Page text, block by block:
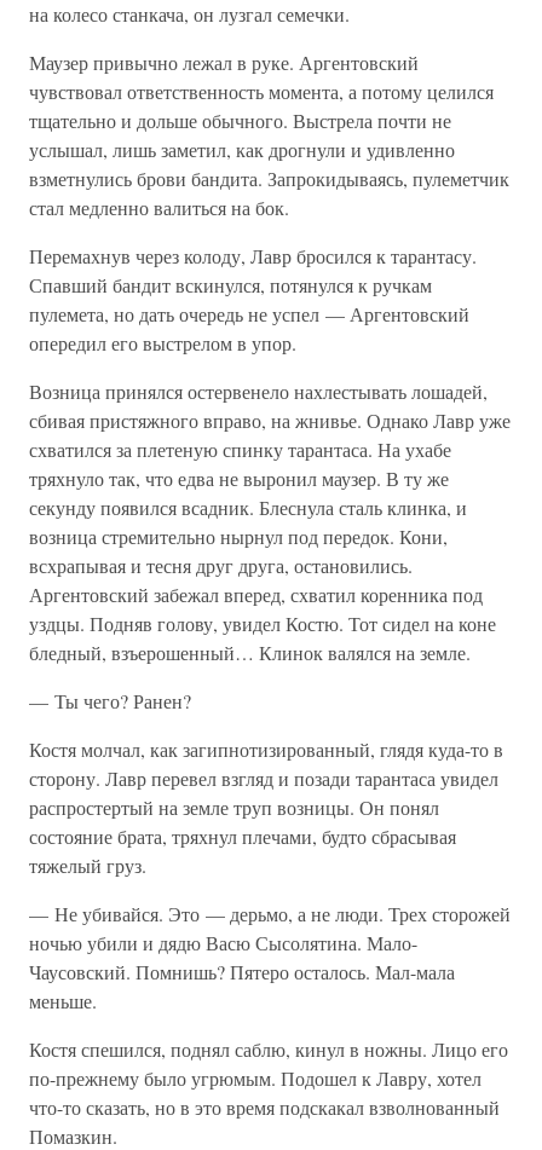
на колесо станкача, он лузгал семечки.
Маузер привычно лежал в руке. Аргентовский
чувствовал ответственность момента, а потому целился
тщательно и дольше обычного. Выстрела почти не
услышал, лишь заметил, как дрогнули и удивленно
взметнулись брови бандита. Запрокидываясь, пулеметчик
стал медленно валиться на бок.
Перемахнув через колоду, Лавр бросился к тарантасу.
Спавший бандит вскинулся, потянулся к ручкам
пулемета, но дать очередь не успел — Аргентовский
опередил его выстрелом в упор.
Возница принялся остервенело нахлестывать лошадей,
сбивая пристяжного вправо, на жнивье. Однако Лавр уже
схватился за плетеную спинку тарантаса. На ухабе
тряхнуло так, что едва не выронил маузер. В ту же
секунду появился всадник. Блеснула сталь клинка, и
возница стремительно нырнул под передок. Кони,
всхрапывая и тесня друг друга, остановились.
Аргентовский забежал вперед, схватил коренника под
уздцы. Подняв голову, увидел Костю. Тот сидел на коне
бледный, взъерошенный… Клинок валялся на земле.
— Ты чего? Ранен?
Костя молчал, как загипнотизированный, глядя куда-то в
сторону. Лавр перевел взгляд и позади тарантаса увидел
распростертый на земле труп возницы. Он понял
состояние брата, тряхнул плечами, будто сбрасывая
тяжелый груз.
— Не убивайся. Это — дерьмо, а не люди. Трех сторожей
ночью убили и дядю Васю Сысолятина. Мало-
Чаусовский. Помнишь? Пятеро осталось. Мал-мала
меньше.
Костя спешился, поднял саблю, кинул в ножны. Лицо его
по-прежнему было угрюмым. Подошел к Лавру, хотел
что-то сказать, но в это время подскакал взволнованный
Помазкин.